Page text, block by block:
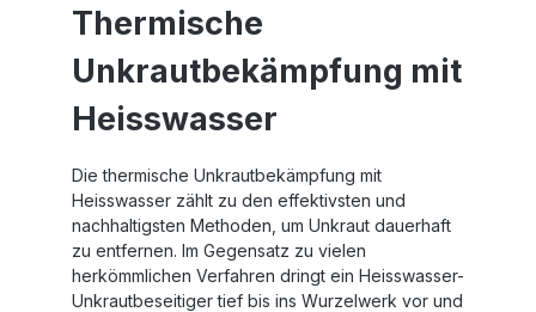
Thermische
Unkrautbekämpfung mit
Heisswasser
Die thermische Unkrautbekämpfung mit
Heisswasser zählt zu den effektivsten und
nachhaltigsten Methoden, um Unkraut dauerhaft
zu entfernen. Im Gegensatz zu vielen
herkömmlichen Verfahren dringt ein Heisswasser-
Unkrautbeseitiger tief bis ins Wurzelwerk vor und